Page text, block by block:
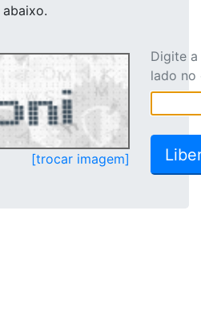
[trocar imagem]
Digite
lado no